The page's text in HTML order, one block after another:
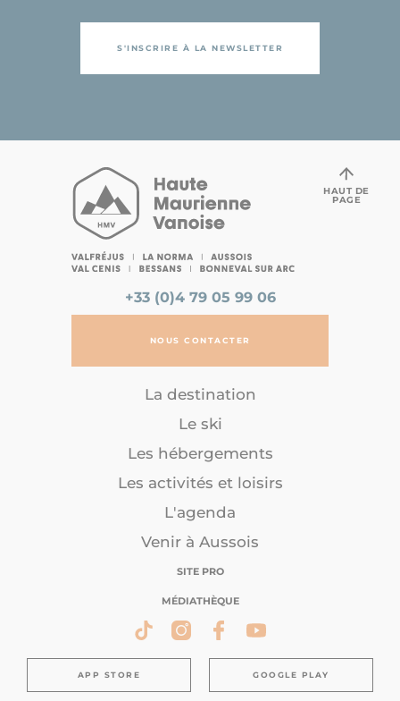
S'INSCRIRE À LA NEWSLETTER
+33 (0)4 79 05 99 06
NOUS CONTACTER
La destination
Le ski
Les hébergements
Les activités et loisirs
L'agenda
Venir à Aussois
SITE PRO
MÉDIATHÈQUE
APP STORE GOOGLE PLAY
HAUT DE
PAGE